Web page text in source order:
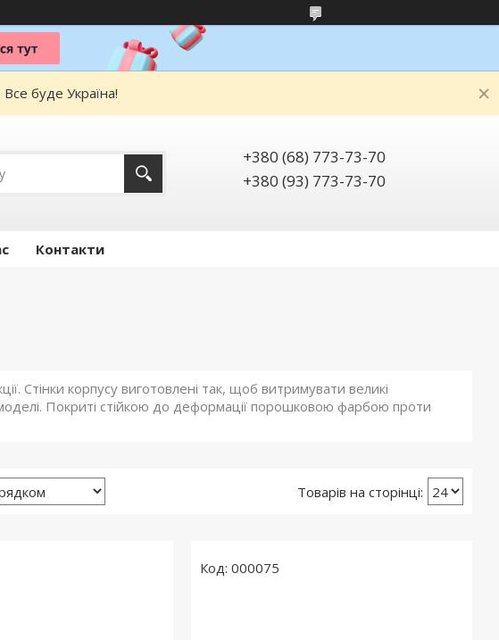
буде Україна!
+380 (68) 773-73-70
+380 (93) 773-73-70
Контакти
Стінки корпусу виготовлені так, щоб витримувати великі
Покриті стійкою до деформації порошковою фарбою проти
000075